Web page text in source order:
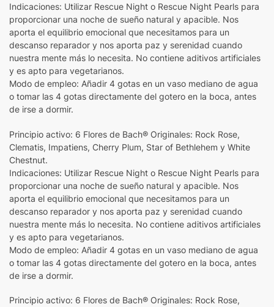
Indicaciones: Utilizar Rescue Night o Rescue Night Pearls para
proporcionar una noche de sueño natural y apacible. Nos
aporta el equilibrio emocional que necesitamos para un
descanso reparador y nos aporta paz y serenidad cuando
nuestra mente más lo necesita. No contiene aditivos artificiales
y es apto para vegetarianos.
Modo de empleo: Añadir 4 gotas en un vaso mediano de agua
o tomar las 4 gotas directamente del gotero en la boca, antes
de irse a dormir.
Principio activo: 6 Flores de Bach® Originales: Rock Rose,
Clematis, Impatiens, Cherry Plum, Star of Bethlehem y White
Chestnut.
Indicaciones: Utilizar Rescue Night o Rescue Night Pearls para
proporcionar una noche de sueño natural y apacible. Nos
aporta el equilibrio emocional que necesitamos para un
descanso reparador y nos aporta paz y serenidad cuando
nuestra mente más lo necesita. No contiene aditivos artificiales
y es apto para vegetarianos.
Modo de empleo: Añadir 4 gotas en un vaso mediano de agua
o tomar las 4 gotas directamente del gotero en la boca, antes
de irse a dormir.
Principio activo: 6 Flores de Bach® Originales: Rock Rose,